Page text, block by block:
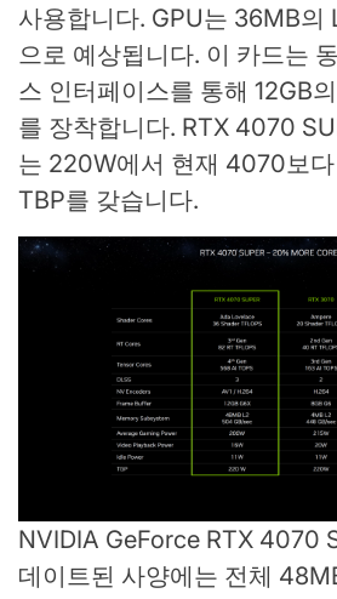
사용합니다. GPU는 36MB의
으로 예상됩니다. 이 카드는
스 인터페이스를 통해 12GB
를 장착합니다. RTX 4070
는 220W에서 현재 4070보
TBP를 갖습니다.
NVIDIA GeForce RTX 4070
데이트된 사양에는 전체